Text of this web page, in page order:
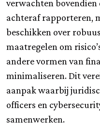
verwachten
achteraf rapporteren,
beschikken over
maatregelen om
andere vormen van
minimaliseren. Dit
aanpak waarbij
officers en
samenwerken.